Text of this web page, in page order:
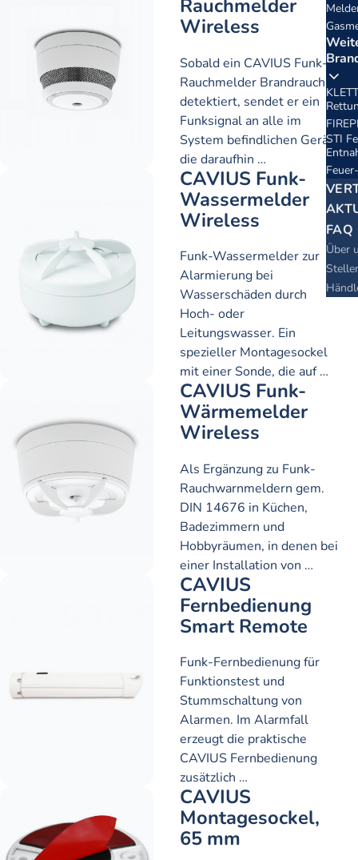
STI
FAQ
Über
Rauchmelder
Wireless
Sobald ein CAVIUS Funk-
Rauchmelder Brandrauch
detektiert, sendet er ein
Funksignal an alle im
System befindlichen Geräte
die daraufhin …
CAVIUS Funk-
Wassermelder
Wireless
Funk-Wassermelder zur
Alarmierung bei
Wasserschäden durch
Hoch- oder
Leitungswasser. Ein
spezieller Montagesockel
mit einer Sonde, die auf …
CAVIUS Funk-
Wärmemelder
Wireless
Als Ergänzung zu Funk-
Rauchwarnmeldern gem.
DIN 14676 in Küchen,
Badezimmern und
Hobbyräumen, in denen bei
einer Installation von …
CAVIUS
Fernbedienung
Smart Remote
Funk-Fernbedienung für
Funktionstest und
Stummschaltung von
Alarmen. Im Alarmfall
erzeugt die praktische
CAVIUS Fernbedienung
zusätzlich …
CAVIUS
Montagesockel,
65 mm